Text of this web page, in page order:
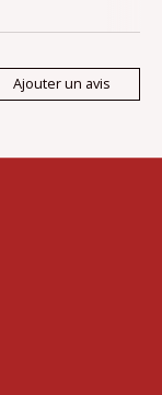
Ajouter un avis